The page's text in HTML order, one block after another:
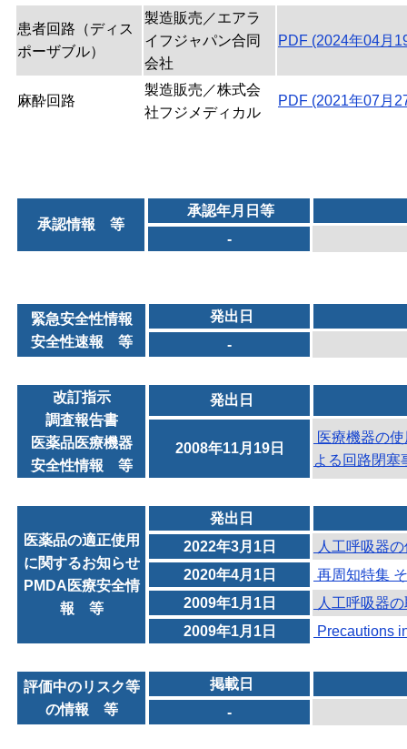
患者回路（ディス
ポーザブル）
製造販売／エアラ
イフジャパン合同
会社
PDF (2024年04月
麻酔回路
製造販売／株式会
社フジメディカル
PDF (2021年07月
承認情報 等
承認年月日等
-
緊急安全性情報
安全性速報 等
発出日
-
改訂指示
調査報告書
医薬品医療機器
安全性情報 等
発出日
2008年11月19日
医療機器の
よる回路閉塞
医薬品の適正使用
に関するお知らせ
PMDA医療安全情
報 等
発出日
2022年3月1日
人工呼吸器
2020年4月1日
再周知特集
2009年1月1日
人工呼吸器
2009年1月1日
Precautions
評価中のリスク等
の情報 等
掲載日
-